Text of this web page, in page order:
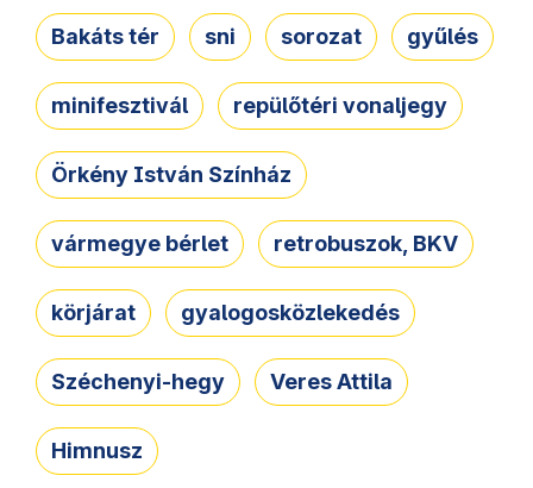
Bakáts tér sni sorozat gyűlés
minifesztivál repülőtéri vonaljegy
Örkény István Színház
vármegye bérlet retrobuszok, BKV
körjárat gyalogosközlekedés
Széchenyi-hegy Veres Attila
Himnusz